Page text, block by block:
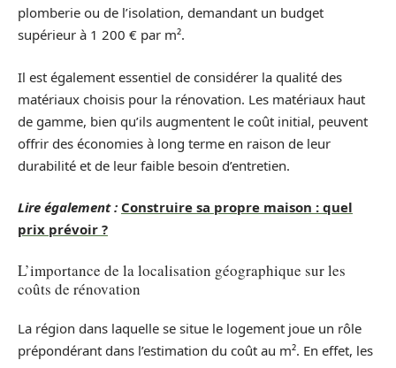
plomberie ou de l’isolation, demandant un budget
supérieur à 1 200 € par m².
Il est également essentiel de considérer la qualité des
matériaux choisis pour la rénovation. Les matériaux haut
de gamme, bien qu’ils augmentent le coût initial, peuvent
offrir des économies à long terme en raison de leur
durabilité et de leur faible besoin d’entretien.
Lire également : Construire sa propre maison : quel
prix prévoir ?
L’importance de la localisation géographique sur les
coûts de rénovation
La région dans laquelle se situe le logement joue un rôle
prépondérant dans l’estimation du coût au m². En effet, les